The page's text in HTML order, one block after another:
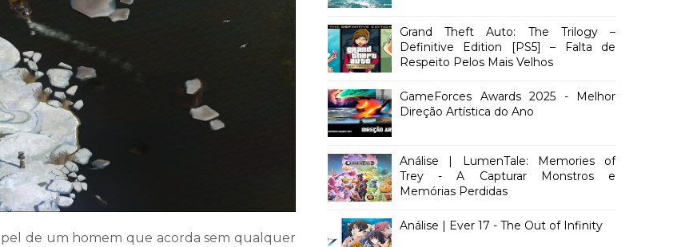
de um homem que acorda sem qualquer
Grand Theft Auto: The Trilogy –
Definitive Edition [PS5] – Falta de
Respeito Pelos Mais Velhos
GameForces Awards 2025 - Melhor
Direção Artística do Ano
Análise | LumenTale: Memories of
Trey - A Capturar Monstros e
Memórias Perdidas
Análise | Ever 17 - The Out of Infinity